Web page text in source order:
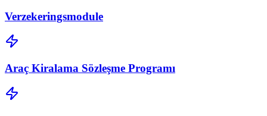
Verzekeringsmodule
Araç Kiralama Sözleşme Programı